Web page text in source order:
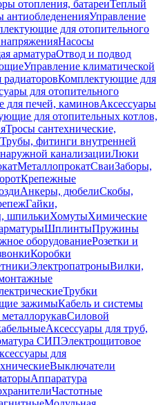
отопления, батареиТеплый
антиобледененияУправление
для отопительного
Насосы
арматураОтвод и подвод
Управление климатической
Комплектующие для
для отопительного
печей, каминовАксессуары
для отопительных котлов,
Тросы сантехнические,
Трубы, фитинги внутренней
канализацииЛюки
МеталлопрокатСваиЗаборы,
Крепежные
Анкеры, дюбелиСкобы,
Гайки,
шпилькиХомутыХимические
ШплинтыПружины
оборудованиеРозетки и
Коробки
ЭлектропатроныВилки,
Трубки
зажимыКабель и системы
Силовой
Аксессуары для труб,
СИПЭлектрощитовое
для
Выключатели
Аппаратура
Частотные